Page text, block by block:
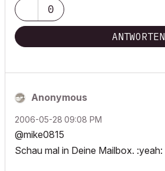
0
ANTWORTEN
Anonymous
‎2006-05-28 09:08 PM
@mike0815
Schau mal in Deine Mailbox. :yeah: